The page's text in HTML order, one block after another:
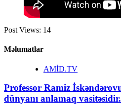
Post Views: 14
Məlumatlar
AMİD.TV
Professor Ramiz
dünyanı anlamaq vasitəsidir.